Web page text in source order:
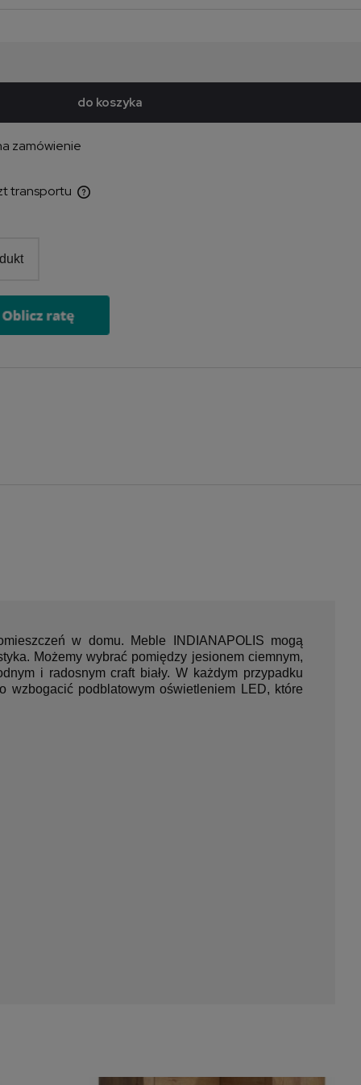
do koszyka
zamówienie
transportu
w domu. Meble INDIANAPOLIS mogą
Możemy wybrać pomiędzy jesionem ciemnym,
i radosnym craft biały. W każdym przypadku
wzbogacić podblatowym oświetleniem LED, które